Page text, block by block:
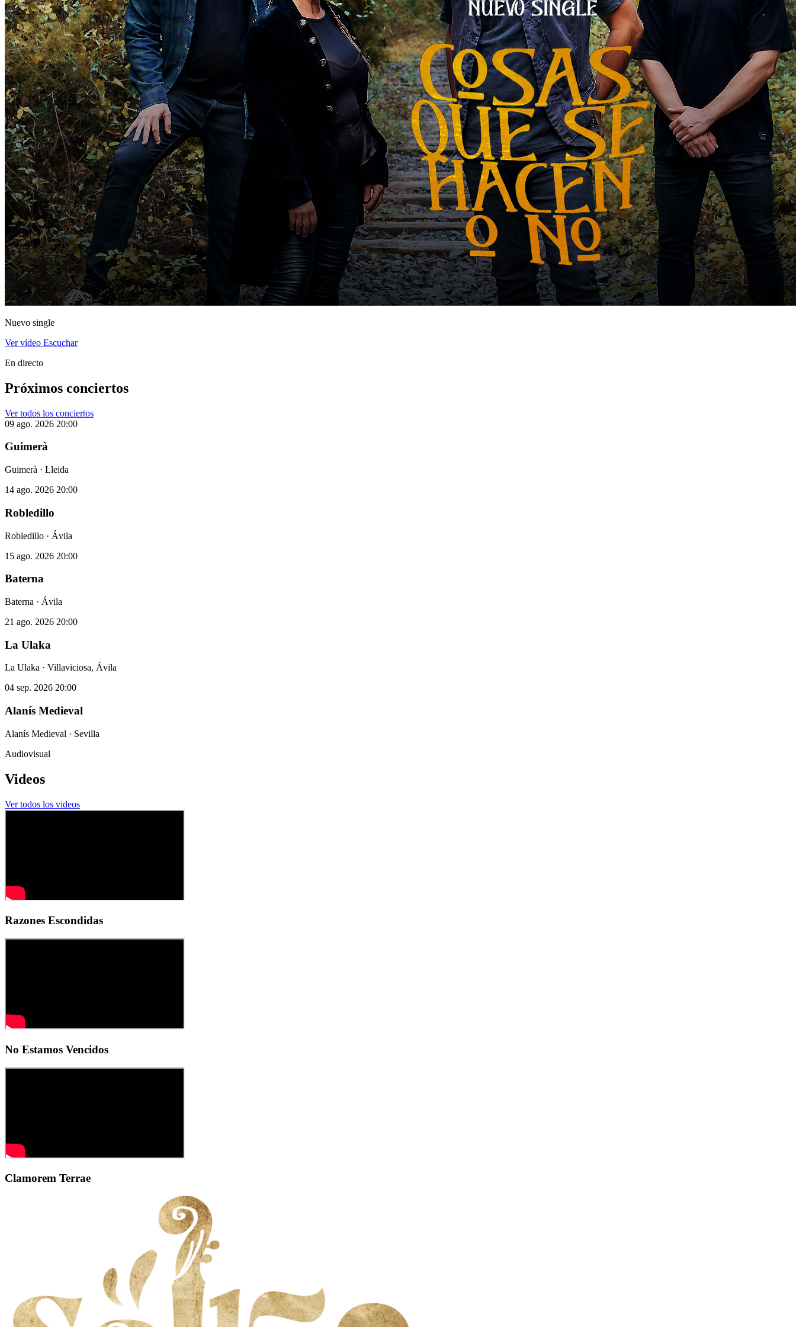
Nuevo single
Ver vídeo Escuchar
En directo
Próximos conciertos
Ver todos los conciertos
09 ago. 2026 20:00
Guimerà
Guimerà · Lleida
14 ago. 2026 20:00
Robledillo
Robledillo · Ávila
15 ago. 2026 20:00
Baterna
Baterna · Ávila
21 ago. 2026 20:00
La Ulaka
La Ulaka · Villaviciosa, Ávila
04 sep. 2026 20:00
Alanís Medieval
Alanís Medieval · Sevilla
Audiovisual
Videos
Ver todos los videos
Razones Escondidas
No Estamos Vencidos
Clamorem Terrae